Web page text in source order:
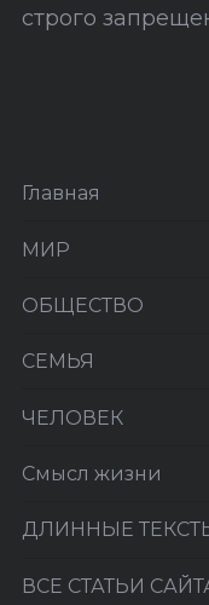
строго
Главная
МИР
ОБЩЕСТВО
СЕМЬЯ
ЧЕЛОВЕК
Смысл жизни
ДЛИННЫЕ
ВСЕ СТАТЬИ